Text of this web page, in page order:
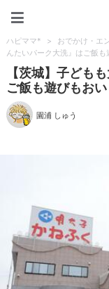
ハピママ* > おでかけ・エ
んたいパーク大洗』はご飯
【茨城】子ども
ご飯も遊びもお
園浦 しゅう